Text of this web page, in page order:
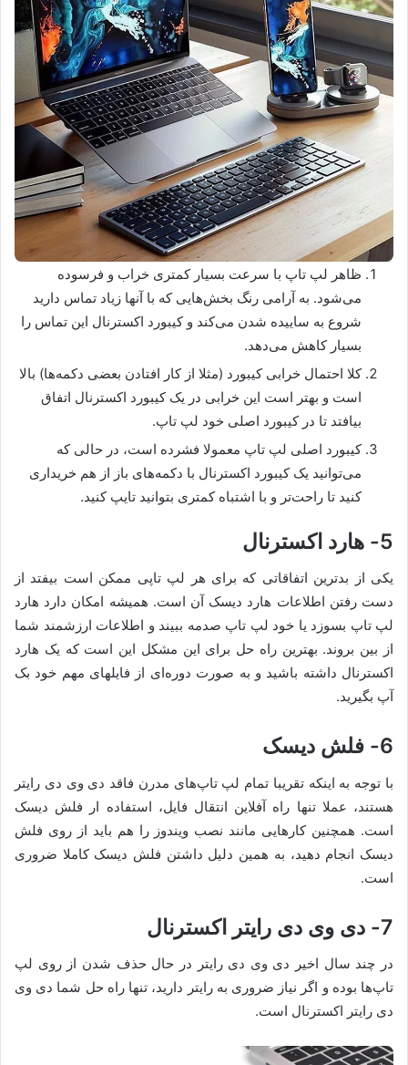
ظاهر لپ تاپ با سرعت بسیار کمتری خراب و فرسوده
می‌شود. به آرامی رنگ بخش‌هایی که با آنها زیاد تماس دارید
شروع به ساییده شدن می‌کند و کیبورد اکسترنال این تماس را
بسیار کاهش می‌دهد.
کلا احتمال خرابی کیبورد (مثلا از کار افتادن بعضی دکمه‌ها) بالا
است و بهتر است این خرابی در یک کیبورد اکسترنال اتفاق
بیافتد تا در کیبورد اصلی خود لپ تاپ.
کیبورد اصلی لپ تاپ معمولا فشرده است، در حالی که
می‌توانید یک کیبورد اکسترنال با دکمه‌های باز از هم خریداری
کنید تا راحت‌تر و با اشتباه کمتری بتوانید تایپ کنید.
5- هارد اکسترنال
یکی از بدترین اتفاقاتی که برای هر لپ تاپی ممکن است بیفتد از
دست رفتن اطلاعات هارد دیسک آن است. همیشه امکان دارد هارد
لپ تاپ بسوزد یا خود لپ تاپ صدمه ببیند و اطلاعات ارزشمند شما
از بین بروند. بهترین راه حل برای این مشکل این است که یک هارد
اکسترنال داشته باشید و به صورت دوره‌ای از فایلهای مهم خود بک
آپ بگیرید.
6- فلش دیسک
با توجه به اینکه تقریبا تمام لپ تاپ‌های مدرن فاقد دی وی دی رایتر
هستند، عملا تنها راه آفلاین انتقال فایل، استفاده ار فلش دیسک
است. همچنین کارهایی مانند نصب ویندوز را هم باید از روی فلش
دیسک انجام دهید، به همین دلیل داشتن فلش دیسک کاملا ضروری
است.
7- دی وی دی رایتر اکسترنال
در چند سال اخیر دی وی دی رایتر در حال حذف شدن از روی لپ
تاپ‌ها بوده و اگر نیاز ضروری به رایتر دارید، تنها راه حل شما دی وی
دی رایتر اکسترنال است.